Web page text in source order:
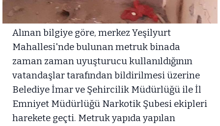
Alınan bilgiye göre, merkez Yeşilyurt
Mahallesi'nde bulunan metruk binada
zaman zaman uyuşturucu kullanıldığının
vatandaşlar tarafından bildirilmesi üzerine
Belediye İmar ve Şehircilik Müdürlüğü ile İl
Emniyet Müdürlüğü Narkotik Şubesi ekipleri
harekete geçti. Metruk yapıda yapılan